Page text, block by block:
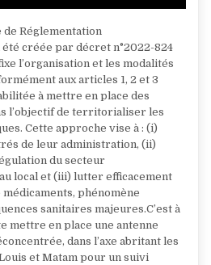
de Réglementation
créée par décret n°2022-824
l’organisation et les modalités
aux articles 1, 2 et 3
à mettre en place des
l’objectif de territorialiser les
Cette approche vise à : (i)
de leur administration, (ii)
du secteur
local et (iii) lutter efficacement
phénomène
sanitaires majeures.C’est à
mettre en place une antenne
dans l’axe abritant les
et Matam pour un suivi